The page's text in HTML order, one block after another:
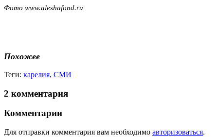
Фото www.aleshafond.ru
Похожее
Теги: карелия, СМИ
2 комментария
Комментарии
Для отправки комментария вам необходимо авторизоваться.